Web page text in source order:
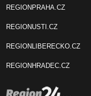
REGIONPRAHA.CZ
REGIONUSTI.CZ
REGIONLIBERECKO.CZ
REGIONHRADEC.CZ